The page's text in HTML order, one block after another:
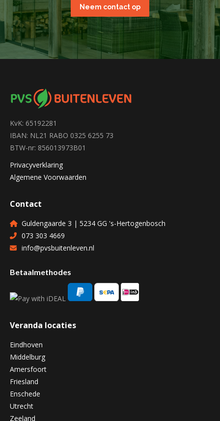
Neem contact op
KvK: 65192281
IBAN: NL21 RABO 0325 6255 73
BTW-nr: 856013973B01
Privacyverklaring
Algemene Voorwaarden
Contact
Guldengaarde 3 | 5234 GG 's-Hertogenbosch
073 303 4669
info@pvsbuitenleven.nl
Betaalmethodes
Veranda locaties
Eindhoven
Middelburg
Amersfoort
Friesland
Enschede
Utrecht
Zeeland